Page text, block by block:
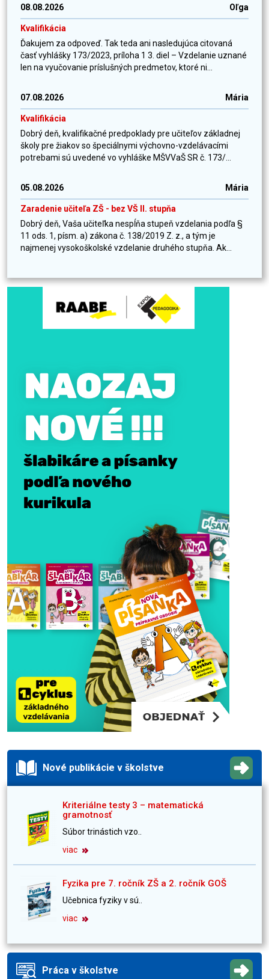
08.08.2026 Oľga
Kvalifikácia
Ďakujem za odpoveď. Tak teda ani nasledujúca citovaná
časť vyhlášky 173/2023, príloha 1 3. diel – Vzdelanie uznané
len na vyučovanie príslušných predmetov, ktoré ni...
07.08.2026 Mária
Kvalifikácia
Dobrý deň, kvalifikačné predpoklady pre učiteľov základnej
školy pre žiakov so špeciálnymi výchovno-vzdelávacími
potrebami sú uvedené vo vyhláške MŠVVaŠ SR č. 173/...
05.08.2026 Mária
Zaradenie učiteľa ZŠ - bez VŠ II. stupňa
Dobrý deň, Vaša učiteľka nespĺňa stupeň vzdelania podľa §
11 ods. 1, písm. a) zákona č. 138/2019 Z. z., a tým je
najmenej vysokoškolské vzdelanie druhého stupňa. Ak...
Nové publikácie v školstve
Kriteriálne testy 3 – matematická
gramotnosť
Súbor trinástich vzo..
viac
Fyzika pre 7. ročník ZŠ a 2. ročník GOŠ
Učebnica fyziky v sú..
viac
Práca v školstve